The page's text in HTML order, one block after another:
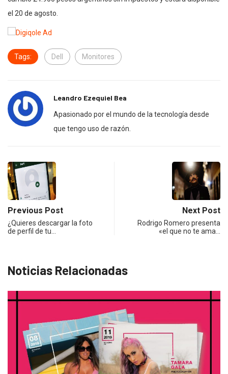
el 20 de agosto.
Tags: Dell Monitores
Leandro Ezequiel Bea
Apasionado por el mundo de la tecnología desde
que tengo uso de razón.
Previous Post
¿Quieres descargar la foto
de perfil de tu…
Next Post
Rodrigo Romero presenta
«el que no te ama…
Noticias Relacionadas